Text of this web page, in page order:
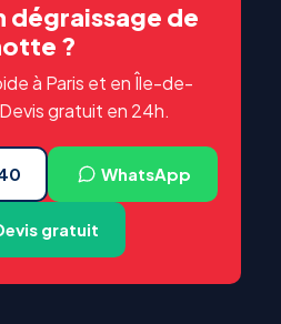
dégraissage de
?
à Paris et en Île-de-
gratuit en 24h.
WhatsApp
gratuit